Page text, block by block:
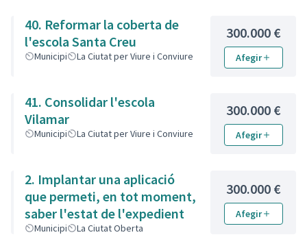
40. Reformar la coberta de
l'escola Santa Creu
Municipi La Ciutat per Viure i Conviure
300.000 €
Afegir
41. Consolidar l'escola
Vilamar
Municipi La Ciutat per Viure i Conviure
300.000 €
Afegir
2. Implantar una aplicació
que permeti, en tot moment,
saber l'estat de l'expedient
Municipi La Ciutat Oberta
300.000 €
Afegir